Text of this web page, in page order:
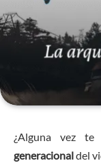
¿Alguna vez
generacionaldel